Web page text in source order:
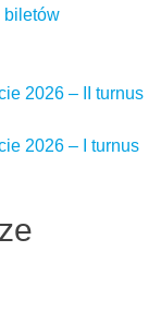
biletów
2026 – II turnus
2026 – I turnus